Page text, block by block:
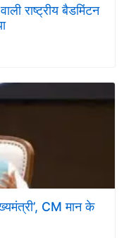
राष्ट्रीय बैडमिंटन
CM मान के